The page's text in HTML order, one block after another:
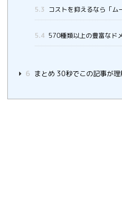
5.3 コストを抑えるなら「ム
5.4 570種類以上の豊富なド
6 まとめ 30秒でこの記事が理